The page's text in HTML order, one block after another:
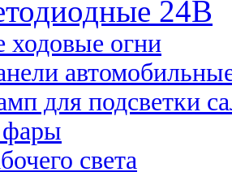
24B
ходовые огни
для подсветки
света